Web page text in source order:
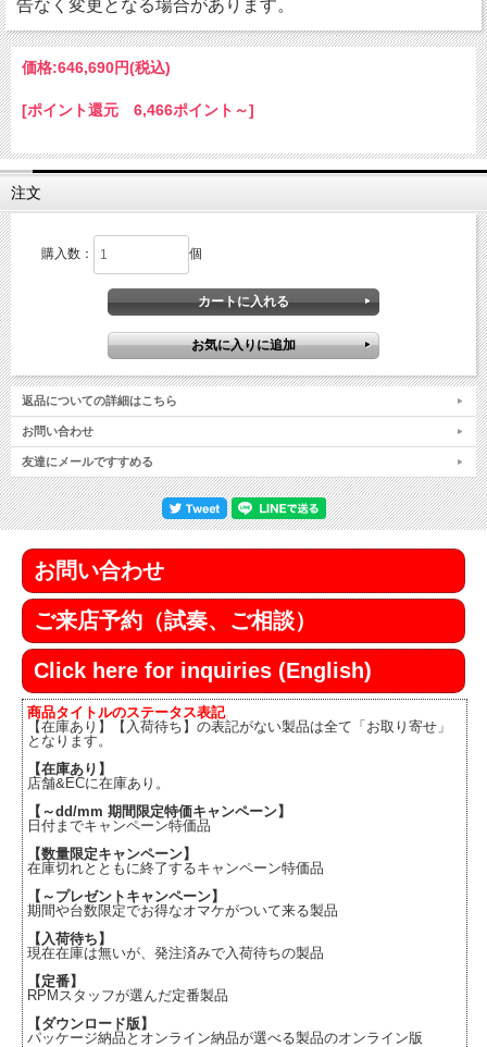
告なく変更となる場合があります。
価格:646,690円(税込)
[ポイント還元 6,466ポイント～]
注文
購入数： 個
返品についての詳細はこちら
お問い合わせ
友達にメールですすめる
お問い合わせ
ご来店予約（試奏、ご相談）
Click here for inquiries (English)
商品タイトルのステータス表記
【在庫あり】【入荷待ち】の表記がない製品は全て「お取り寄せ」
となります。
【在庫あり】
店舗&ECに在庫あり。
【～dd/mm 期間限定特価キャンペーン】
日付までキャンペーン特価品
【数量限定キャンペーン】
在庫切れとともに終了するキャンペーン特価品
【～プレゼントキャンペーン】
期間や台数限定でお得なオマケがついて来る製品
【入荷待ち】
現在在庫は無いが、発注済みで入荷待ちの製品
【定番】
RPMスタッフが選んだ定番製品
【ダウンロード版】
パッケージ納品とオンライン納品が選べる製品のオンライン版